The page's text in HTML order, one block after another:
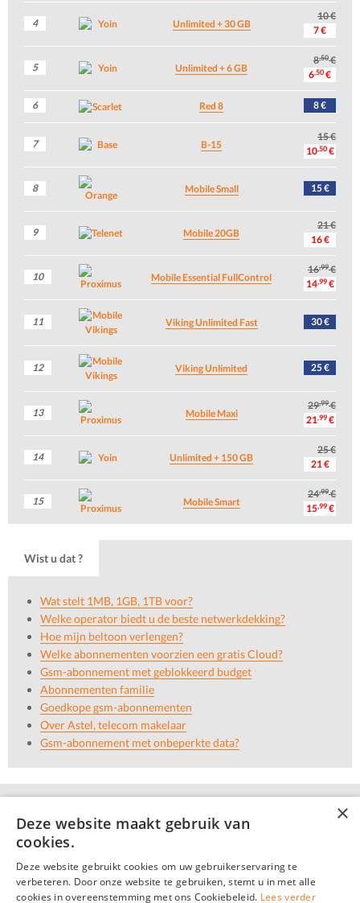
4 Unlimited + 30 GB
10 €
7 €
5 Unlimited + 6 GB
8,50€
6,50€
6 Red 8 8 €
7 B-15
15 €
10,50€
8 Mobile Small 15 €
9 Mobile 20GB
21 €
16 €
10 Mobile Essential FullControl
16,99€
14,99€
11 Viking Unlimited Fast 30 €
12 Viking Unlimited 25 €
13 Mobile Maxi
29,99€
21,99€
14 Unlimited + 150 GB
25 €
21 €
15 Mobile Smart
24,99€
15,99€
Wist u dat ?
Wat stelt 1MB, 1GB, 1TB voor?
Welke operator biedt u de beste netwerkdekking?
Hoe mijn beltoon verlengen?
Welke abonnementen voorzien een gratis Cloud?
Gsm-abonnement met geblokkeerd budget
Abonnementen familie
Goedkope gsm-abonnementen
Over Astel, telecom makelaar
Gsm-abonnement met onbeperkte data?
×
Deze website maakt gebruik van
cookies.
Deze website gebruikt cookies om uw gebruikerservaring te
verbeteren. Door onze website te gebruiken, stemt u in met alle
cookies in overeenstemming met ons Cookiebeleid. Lees verder